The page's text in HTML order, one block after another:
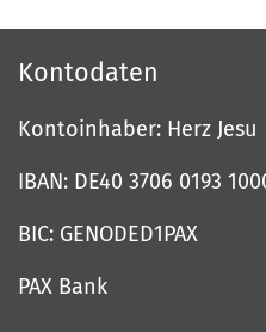
Kontodaten
Kontoinhaber: Herz Jesu
IBAN: DE40 3706 0193
BIC: GENODED1PAX
PAX Bank